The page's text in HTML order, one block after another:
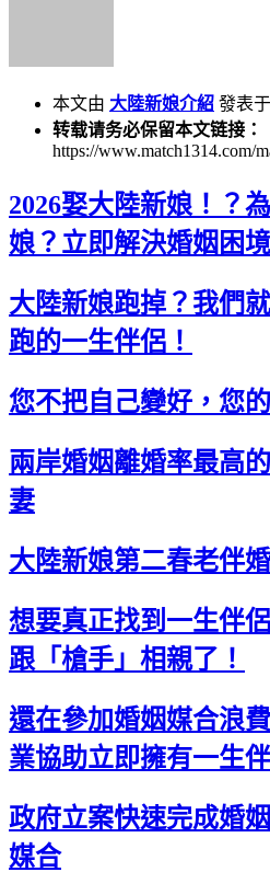
本文由 大陸新娘介紹 發表
转载请务必保留本文链接：
https://www.match1314.com/
2026娶大陸新娘！？
娘？立即解決婚姻困境
大陸新娘跑掉？我們
跑的一生伴侶！
您不把自己變好，您
兩岸婚姻離婚率最高
妻
大陸新娘第二春老伴
想要真正找到一生伴
跟「槍手」相親了！
還在參加婚姻媒合浪
業協助立即擁有一生伴
政府立案快速完成婚
媒合